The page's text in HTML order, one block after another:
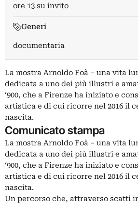
ore 13 su invito
Generi
documentaria
La mostra Arnoldo Foà – una vita
dedicata a uno dei più illustri e
‘900, che a Firenze ha iniziato e
artistica e di cui ricorre nel 2016 il
nascita.
Comunicato stampa
La mostra Arnoldo Foà – una vita
dedicata a uno dei più illustri e
‘900, che a Firenze ha iniziato e
artistica e di cui ricorre nel 2016 il
nascita.
Un percorso che, attraverso scatti